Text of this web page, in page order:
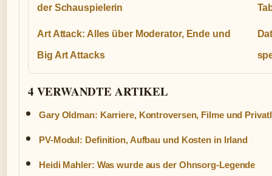
der Schauspielerin
Art Attack: Alles über Moderator, Ende und
Big Art Attacks
4 VERWANDTE ARTIKEL
Gary Oldman: Karriere, Kontroversen, Filme und
PV-Modul: Definition, Aufbau und Kosten in Irland
Heidi Mahler: Was wurde aus der Ohnsorg-Legende